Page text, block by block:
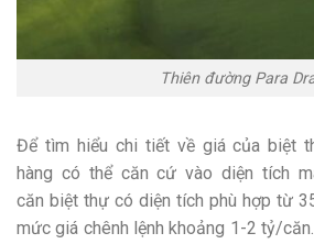
Thiên đường Para
Để tìm hiểu chi tiết về giá của biệt
hàng có thể căn cứ vào diện tích
căn biệt thự có diện tích phù hợp từ
mức giá chênh lệnh khoảng 1-2 tỷ/